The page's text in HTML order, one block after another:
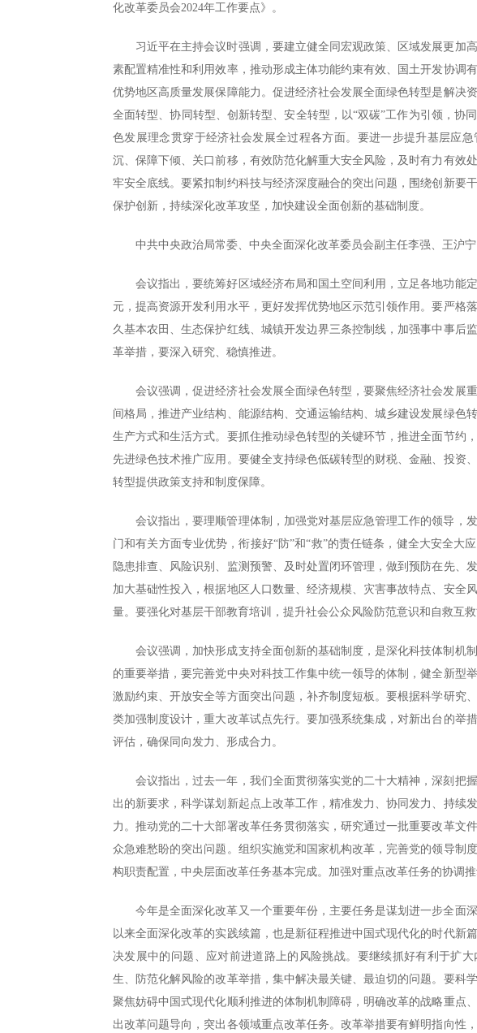
化改革委员会2024年工作要点》。
习近平在主持会议时强调，要建立健全同宏观政策、区域发展更加
素配置精准性和利用效率，推动形成主体功能约束有效、国土开发协调
优势地区高质量发展保障能力。促进经济社会发展全面绿色转型是解决
全面转型、协同转型、创新转型、安全转型，以“双碳”工作为引领，协
色发展理念贯穿于经济社会发展全过程各方面。要进一步提升基层应
沉、保障下倾、关口前移，有效防范化解重大安全风险，及时有力有效
牢安全底线。要紧扣制约科技与经济深度融合的突出问题，围绕创新要
保护创新，持续深化改革攻坚，加快建设全面创新的基础制度。
中共中央政治局常委、中央全面深化改革委员会副主任李强、王沪宁
会议指出，要统筹好区域经济布局和国土空间利用，立足各地功能
元，提高资源开发利用水平，更好发挥优势地区示范引领作用。要严格
久基本农田、生态保护红线、城镇开发边界三条控制线，加强事中事后
革举措，要深入研究、稳慎推进。
会议强调，促进经济社会发展全面绿色转型，要聚焦经济社会发展
间格局，推进产业结构、能源结构、交通运输结构、城乡建设发展绿色
生产方式和生活方式。要抓住推动绿色转型的关键环节，推进全面节约
先进绿色技术推广应用。要健全支持绿色低碳转型的财税、金融、投资
转型提供政策支持和制度保障。
会议指出，要理顺管理体制，加强党对基层应急管理工作的领导，
门和有关方面专业优势，衔接好“防”和“救”的责任链条，健全大安全大
隐患排查、风险识别、监测预警、及时处置闭环管理，做到预防在先、
加大基础性投入，根据地区人口数量、经济规模、灾害事故特点、安全
量。要强化对基层干部教育培训，提升社会公众风险防范意识和自救互救
会议强调，加快形成支持全面创新的基础制度，是深化科技体制机
的重要举措，要完善党中央对科技工作集中统一领导的体制，健全新型
激励约束、开放安全等方面突出问题，补齐制度短板。要根据科学研究
类加强制度设计，重大改革试点先行。要加强系统集成，对新出台的举
评估，确保同向发力、形成合力。
会议指出，过去一年，我们全面贯彻落实党的二十大精神，深刻把
出的新要求，科学谋划新起点上改革工作，精准发力、协同发力、持续
力。推动党的二十大部署改革任务贯彻落实，研究通过一批重要改革文
众急难愁盼的突出问题。组织实施党和国家机构改革，完善党的领导制
构职责配置，中央层面改革任务基本完成。加强对重点改革任务的协调
今年是全面深化改革又一个重要年份，主要任务是谋划进一步全面
以来全面深化改革的实践续篇，也是新征程推进中国式现代化的时代新
决发展中的问题、应对前进道路上的风险挑战。要继续抓好有利于扩
生、防范化解风险的改革举措，集中解决最关键、最迫切的问题。要科
聚焦妨碍中国式现代化顺利推进的体制机制障碍，明确改革的战略重点
出改革问题导向，突出各领域重点改革任务。改革举措要有鲜明指向性